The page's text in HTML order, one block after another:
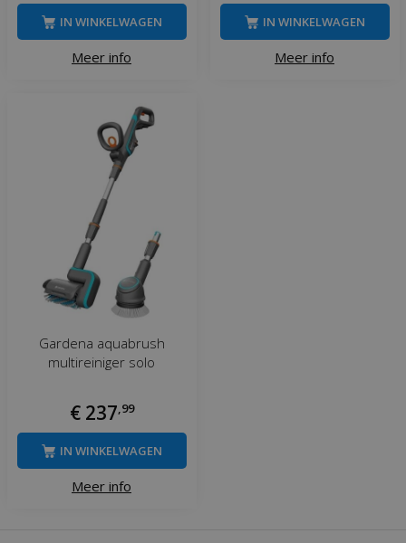
Meer info
IN WINKELWAGEN
Meer info
IN WINKELWAGEN
Gardena aquabrush
multireiniger solo
€ 237,99
Meer info
IN WINKELWAGEN